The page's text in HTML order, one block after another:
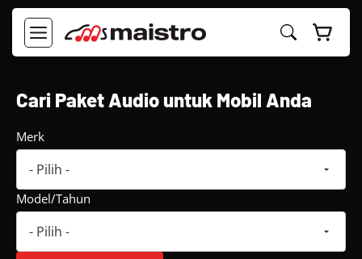
Langsung
MENU
Cari Paket Audio untuk Mobil Anda
Merk
Model/Tahun